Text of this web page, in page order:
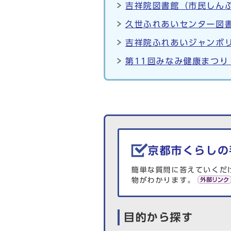
吉祥院図書館（市民し
久世ふれあいセンター
吉祥院ふれあいジャン
第11回みなみ健康まつ
生活情報を探す
京都市くらしの
簡単な質問に答えていくだ
物がわかります。
目的から探す